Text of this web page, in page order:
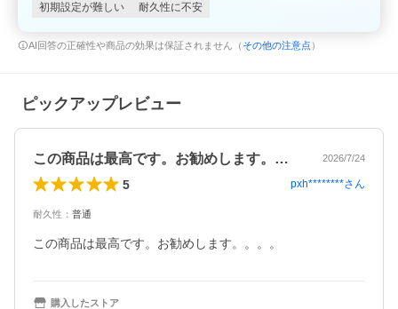
初期設定が難しい
耐久性に不安
AI回答の正確性や商品の効果は保証されません（ その他の注意点 ）
ピックアップレビュー
この商品は最高です。お勧めします。。。。 2026/7/24
5 pxh********さん
耐久性 ： 普通
この商品は最高です。お勧めします。。。。
購入したストア